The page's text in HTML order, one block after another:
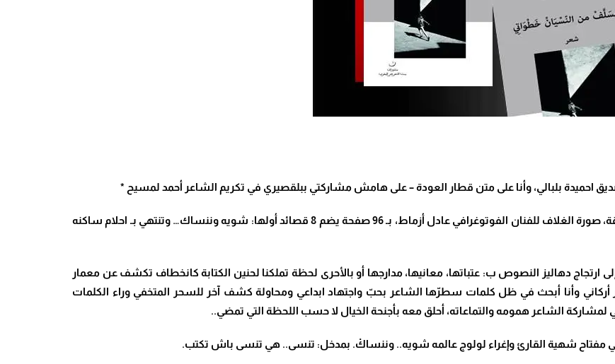
بلبالي، وأنا على متن قطار العودة – على هامش مشاركتي ببلقصيري في تكريم الشاعر أحمد لمسيح *
الديوان من منشورات بيت الشعر، دجنبر 2023 في طبعة أنيقة، صورة الغلاف للفنان الفوتوغرافي عادل أزماط، بـ 96 صفحة يضم 8 قصائد أولها: شويه وننساك… وتنتهي بـ احلام ساكنه
دهاليز النصوص ب: عتباتها، معانيها، مدارجها أو بالأحرى لحظة تملكنا لحنين الكتابة كانخطاف تكشف عن معمار
وأنا أبحث في ظل كلمات سطرّها الشاعر بحبّ واجتهاد ابداعي ومحاولة كشف آخر للسحر المتخفي وراء الكلمات
الشاعر همومه والتماعاته، أحلق معه بأجنحة الخيال لا حسب اللحظة التي تمضي..
هي مفتاح شهية القارئ وإغراء لولوج عالمه شويه.. وننساكْ. بمدخل: تنسى.. هي تنسى باش تكتب.